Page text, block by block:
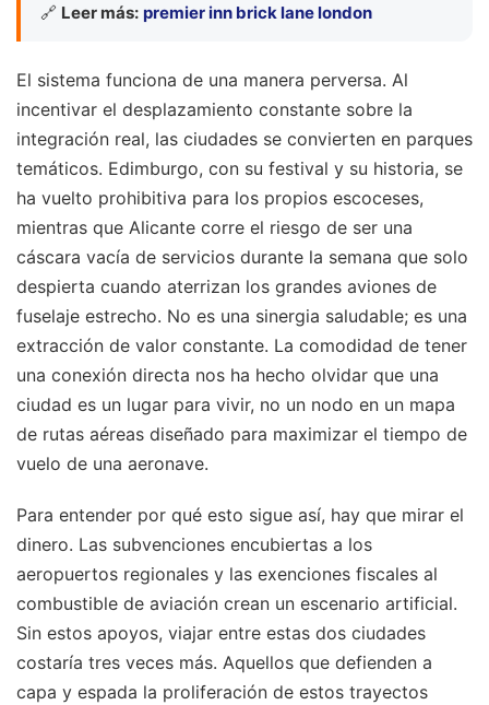
🔗 Leer más: premier inn brick lane london
El sistema funciona de una manera perversa. Al
incentivar el desplazamiento constante sobre la
integración real, las ciudades se convierten en parques
temáticos. Edimburgo, con su festival y su historia, se
ha vuelto prohibitiva para los propios escoceses,
mientras que Alicante corre el riesgo de ser una
cáscara vacía de servicios durante la semana que solo
despierta cuando aterrizan los grandes aviones de
fuselaje estrecho. No es una sinergia saludable; es una
extracción de valor constante. La comodidad de tener
una conexión directa nos ha hecho olvidar que una
ciudad es un lugar para vivir, no un nodo en un mapa
de rutas aéreas diseñado para maximizar el tiempo de
vuelo de una aeronave.
Para entender por qué esto sigue así, hay que mirar el
dinero. Las subvenciones encubiertas a los
aeropuertos regionales y las exenciones fiscales al
combustible de aviación crean un escenario artificial.
Sin estos apoyos, viajar entre estas dos ciudades
costaría tres veces más. Aquellos que defienden a
capa y espada la proliferación de estos trayectos